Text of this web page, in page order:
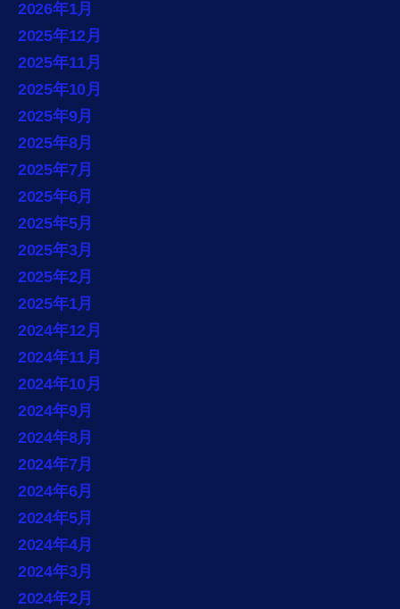
2026年1月
2025年12月
2025年11月
2025年10月
2025年9月
2025年8月
2025年7月
2025年6月
2025年5月
2025年3月
2025年2月
2025年1月
2024年12月
2024年11月
2024年10月
2024年9月
2024年8月
2024年7月
2024年6月
2024年5月
2024年4月
2024年3月
2024年2月